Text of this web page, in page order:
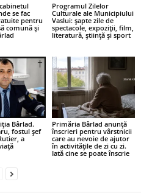
se fac
pentru
comună și
Programul Zilelor
Culturale ale Municipiului
Vaslui: șapte zile de
spectacole, expoziții, film,
literatură, știință și sport
Bârlad.
fostul șef
a
Primăria Bârlad anunță
înscrieri pentru vârstnicii
care au nevoie de ajutor
în activitățile de zi cu zi.
Iată cine se poate înscrie